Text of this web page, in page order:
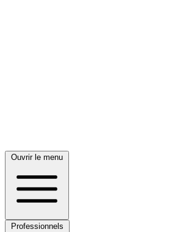
Ouvrir le menu
Professionnels